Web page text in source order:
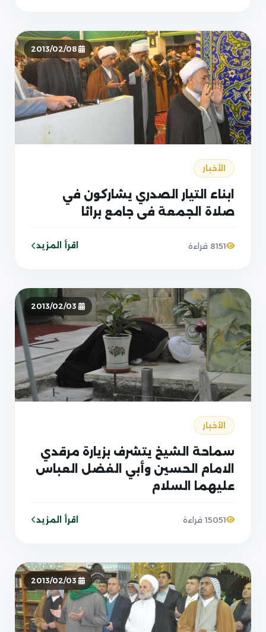
الأخبار
ابناء التيار الصدري يشاركون في
صلاة الجمعة في جامع براثا
8151 قراءة اقرأ المزيد
الأخبار
سماحة الشيخ يتشرف بزيارة مرقدي
الامام الحسين وأبي الفضل العباس
عليهما السلام
15051 قراءة اقرأ المزيد